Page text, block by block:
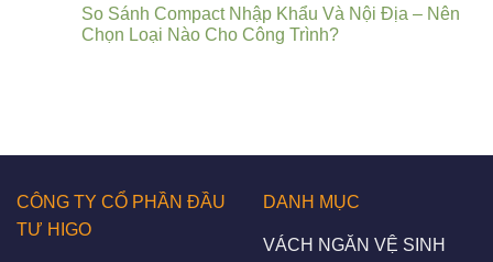
So Sánh Compact Nhập Khẩu Và Nội Địa – Nên
Chọn Loại Nào Cho Công Trình?
CÔNG TY CỔ PHẦN ĐẦU
TƯ HIGO
DANH MỤC
VÁCH NGĂN VỆ SINH